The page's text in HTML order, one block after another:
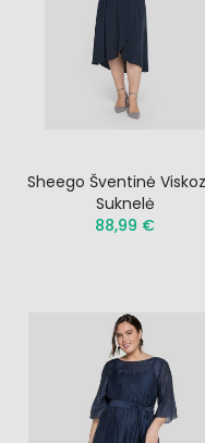
Sheego Šventinė
Suknelė
88,99 €